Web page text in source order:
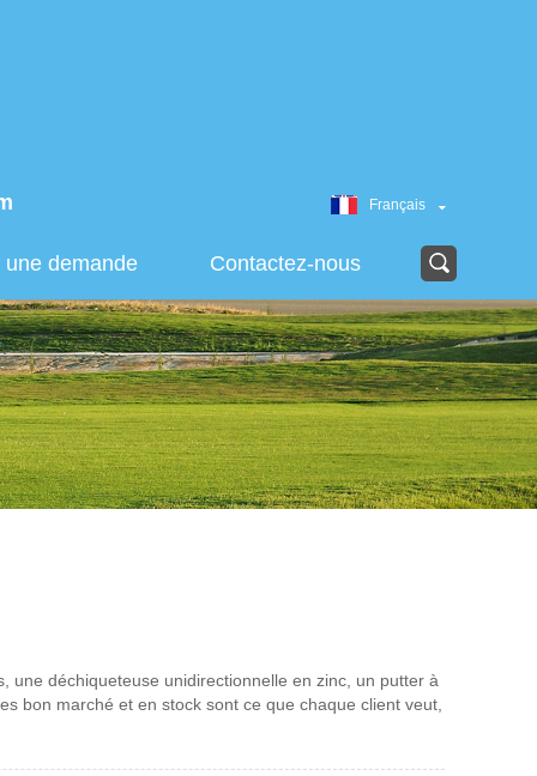
Français
une demande Contactez-nous
une déchiqueteuse unidirectionnelle en zinc, un putter à
bon marché et en stock sont ce que chaque client veut,